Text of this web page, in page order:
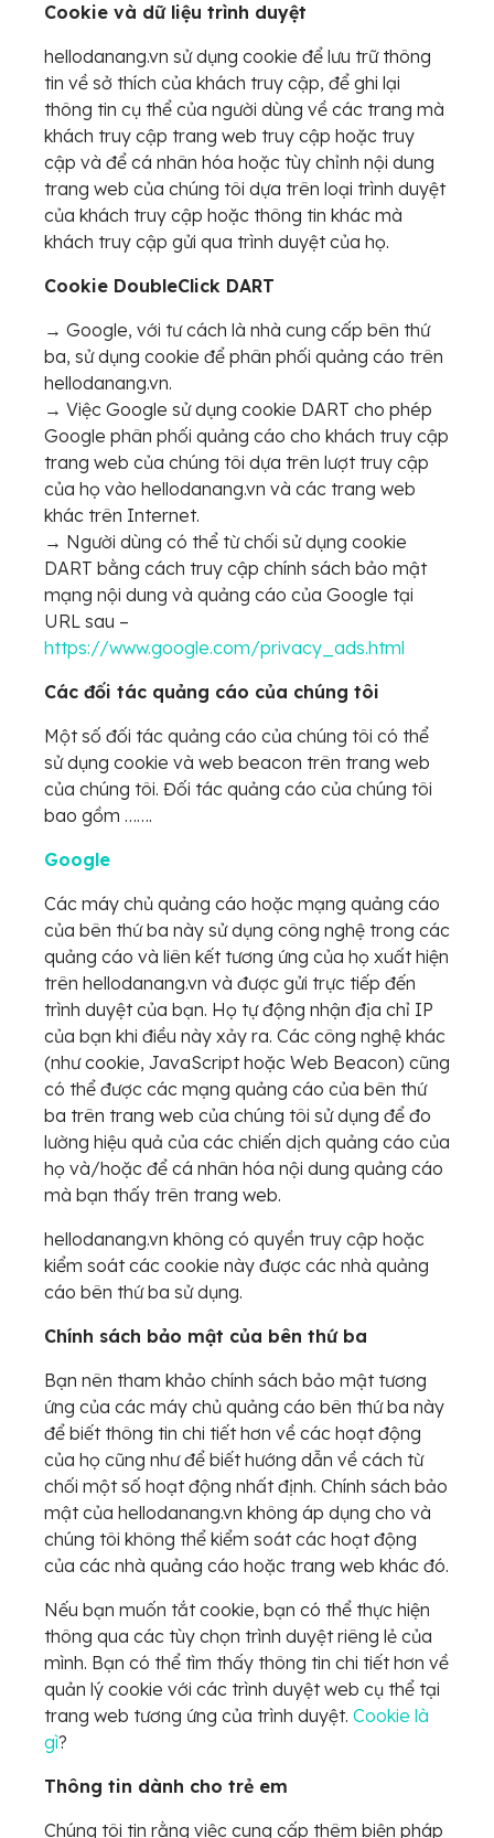
Cookie và dữ liệu trình duyệt
hellodanang.vn sử dụng cookie để lưu trữ thông
tin về sở thích của khách truy cập, để ghi lại
thông tin cụ thể của người dùng về các trang mà
khách truy cập trang web truy cập hoặc truy
cập và để cá nhân hóa hoặc tùy chỉnh nội dung
trang web của chúng tôi dựa trên loại trình duyệt
của khách truy cập hoặc thông tin khác mà
khách truy cập gửi qua trình duyệt của họ.
Cookie DoubleClick DART
→ Google, với tư cách là nhà cung cấp bên thứ
ba, sử dụng cookie để phân phối quảng cáo trên
hellodanang.vn.
→ Việc Google sử dụng cookie DART cho phép
Google phân phối quảng cáo cho khách truy cập
trang web của chúng tôi dựa trên lượt truy cập
của họ vào hellodanang.vn và các trang web
khác trên Internet.
→ Người dùng có thể từ chối sử dụng cookie
DART bằng cách truy cập chính sách bảo mật
mạng nội dung và quảng cáo của Google tại
URL sau –
https://www.google.com/privacy_ads.html
Các đối tác quảng cáo của chúng tôi
Một số đối tác quảng cáo của chúng tôi có thể
sử dụng cookie và web beacon trên trang web
của chúng tôi. Đối tác quảng cáo của chúng tôi
bao gồm …….
Google
Các máy chủ quảng cáo hoặc mạng quảng cáo
của bên thứ ba này sử dụng công nghệ trong các
quảng cáo và liên kết tương ứng của họ xuất hiện
trên hellodanang.vn và được gửi trực tiếp đến
trình duyệt của bạn. Họ tự động nhận địa chỉ IP
của bạn khi điều này xảy ra. Các công nghệ khác
(như cookie, JavaScript hoặc Web Beacon) cũng
có thể được các mạng quảng cáo của bên thứ
ba trên trang web của chúng tôi sử dụng để đo
lường hiệu quả của các chiến dịch quảng cáo của
họ và/hoặc để cá nhân hóa nội dung quảng cáo
mà bạn thấy trên trang web.
hellodanang.vn không có quyền truy cập hoặc
kiểm soát các cookie này được các nhà quảng
cáo bên thứ ba sử dụng.
Chính sách bảo mật của bên thứ ba
Bạn nên tham khảo chính sách bảo mật tương
ứng của các máy chủ quảng cáo bên thứ ba này
để biết thông tin chi tiết hơn về các hoạt động
của họ cũng như để biết hướng dẫn về cách từ
chối một số hoạt động nhất định. Chính sách bảo
mật của hellodanang.vn không áp dụng cho và
chúng tôi không thể kiểm soát các hoạt động
của các nhà quảng cáo hoặc trang web khác đó.
Nếu bạn muốn tắt cookie, bạn có thể thực hiện
thông qua các tùy chọn trình duyệt riêng lẻ của
mình. Bạn có thể tìm thấy thông tin chi tiết hơn về
quản lý cookie với các trình duyệt web cụ thể tại
trang web tương ứng của trình duyệt. Cookie là
gì?
Thông tin dành cho trẻ em
Chúng tôi tin rằng việc cung cấp thêm biện pháp